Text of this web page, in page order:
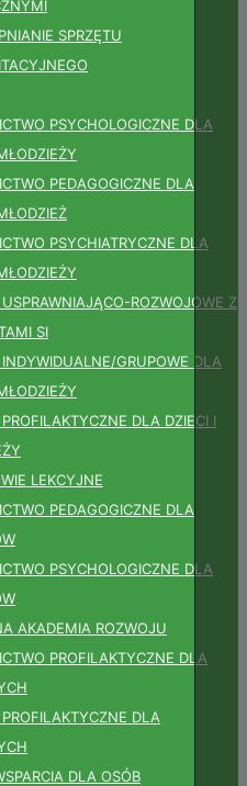
SPRZĘTU
PSYCHOLOGICZNE DLA
PEDAGOGICZNE DLA
PSYCHIATRYCZNE DLA
ROZWOJOWE Z
SI
GRUPOWE DLA
DLA DZIECI I
LEKCYJNE
PEDAGOGICZNE DLA
PSYCHOLOGICZNE DLA
AKADEMIA ROZWOJU
PROFILAKTYCZNE DLA
DLA
DLA OSÓB